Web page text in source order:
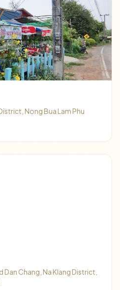
Nong Bua Lam Phu
Dan Chang, Na Klang District,